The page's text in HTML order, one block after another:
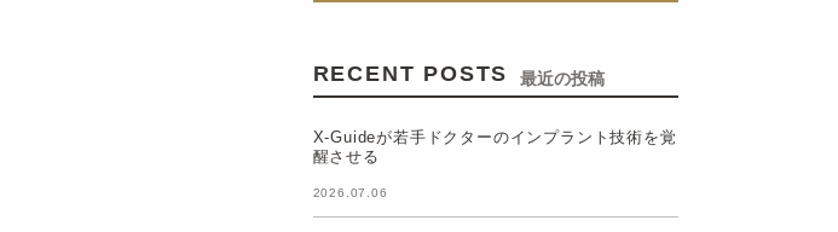
RECENT POSTS 最近の投稿
X-Guideが若手ドクターのインプラント技術を覚
醒させる
2026.07.06